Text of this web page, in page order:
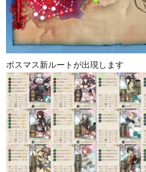
ボスマス新ルートが出現します